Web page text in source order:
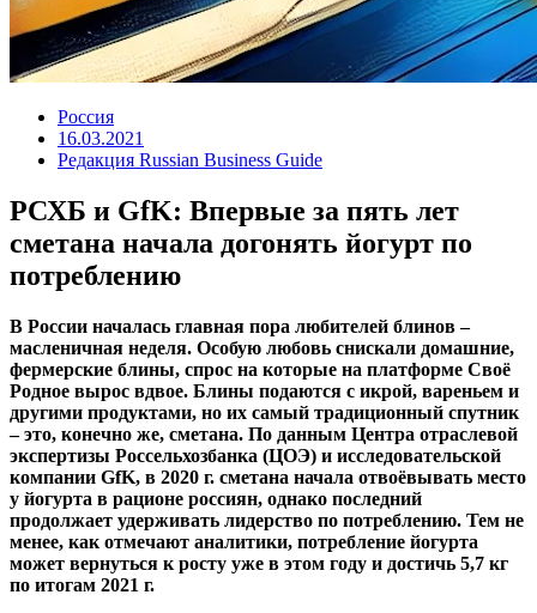
Россия
16.03.2021
Редакция Russian Business Guide
РСХБ и GfK: Впервые за пять лет
сметана начала догонять йогурт по
потреблению
В России началась главная пора любителей блинов –
масленичная неделя. Особую любовь снискали домашние,
фермерские блины, спрос на которые на платформе Своё
Родное вырос вдвое. Блины подаются с икрой, вареньем и
другими продуктами, но их самый традиционный спутник
– это, конечно же, сметана. По данным Центра отраслевой
экспертизы Россельхозбанка (ЦОЭ) и исследовательской
компании GfK, в 2020 г. сметана начала отвоёвывать место
у йогурта в рационе россиян, однако последний
продолжает удерживать лидерство по потреблению. Тем не
менее, как отмечают аналитики, потребление йогурта
может вернуться к росту уже в этом году и достичь 5,7 кг
по итогам 2021 г.